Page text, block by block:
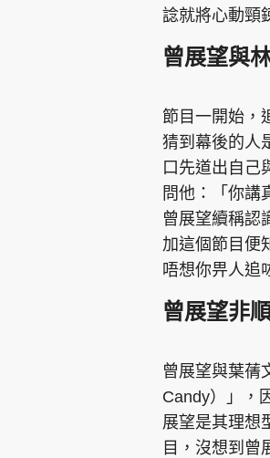
諗就將心動頸
曾展望與
節目一開始，
猜到幕後的人
口先道出自己
問他：「你講
曾展望續稱認
加這個節目便
唔想你畀人追
曾展望非
曾展望與葉蒨
Candy）」，
展望是其理想
目，沒想到曾